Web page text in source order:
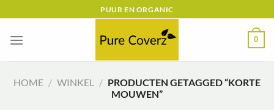
naar
inhoud
PUUR EN ORGANIC
0
HOME / WINKEL / PRODUCTEN GETAGGED “KORTE
MOUWEN”